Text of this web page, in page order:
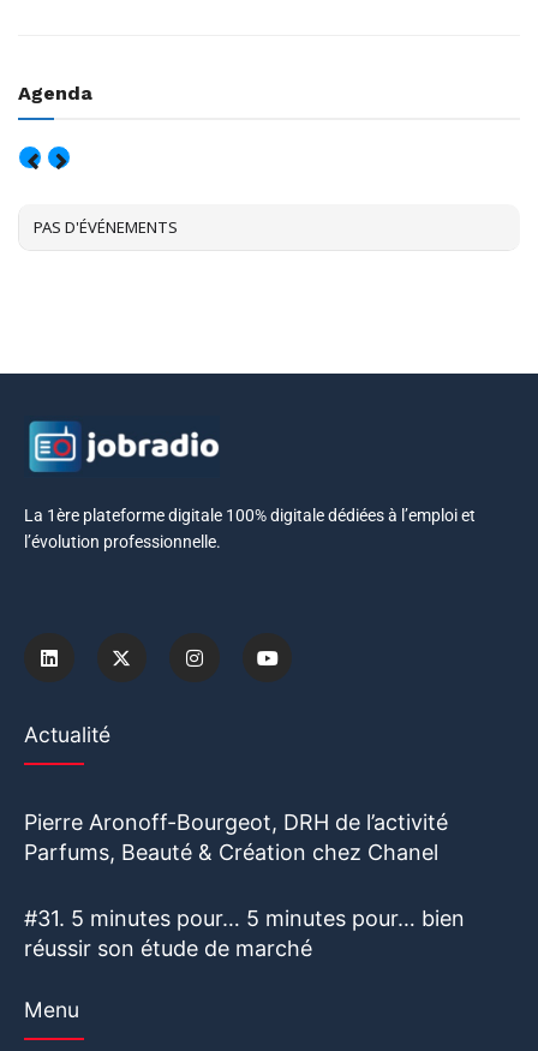
Agenda
PAS D'ÉVÉNEMENTS
La 1ère plateforme digitale 100% digitale dédiées à l’emploi et
l’évolution professionnelle.
Actualité
Pierre Aronoff-Bourgeot, DRH de l’activité
Parfums, Beauté & Création chez Chanel
#31. 5 minutes pour… 5 minutes pour… bien
réussir son étude de marché
Menu